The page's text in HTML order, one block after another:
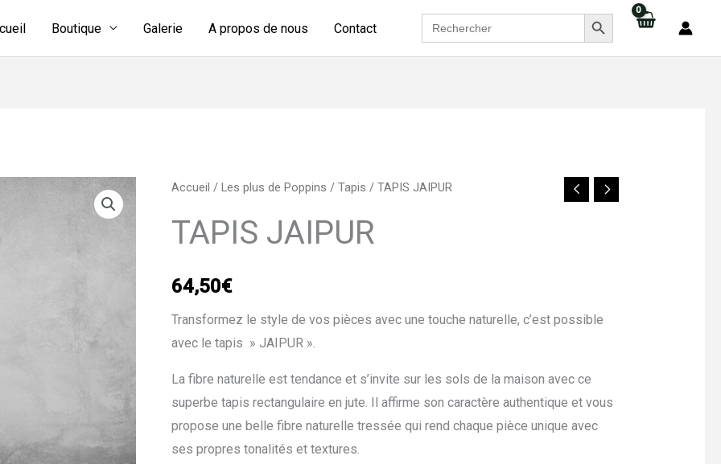
Boutique Galerie A propos de nous Contact
Search
for:
SEARCH BUTTON
Accueil / Les plus de Poppins /Tapis / TAPIS JAIPUR
TAPIS JAIPUR
64,50€
Transformez le style de vos pièces avec une touche naturelle, c’est possible
avec le tapis » JAIPUR ».
La fibre naturelle est tendance et s’invite sur les sols de la maison avec ce
superbe tapis rectangulaire en jute. Il affirme son caractère authentique et vous
propose une belle fibre naturelle tressée qui rend chaque pièce unique avec
ses propres tonalités et textures.
quantité
TAPIS
JAIPUR